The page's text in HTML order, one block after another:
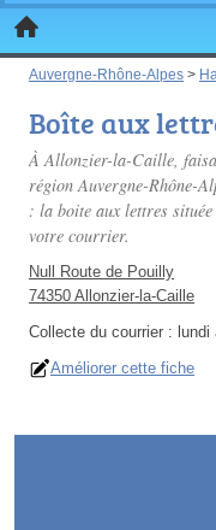
Auvergne-Rhône-Alpes >
Boîte aux
À Allonzier-la-Caille,
région Auvergne-Rhône-
: la boite aux lettres
votre courrier.
Null Route de Pouilly
74350 Allonzier-la-Caille
Collecte du courrier :
Améliorer cette fiche